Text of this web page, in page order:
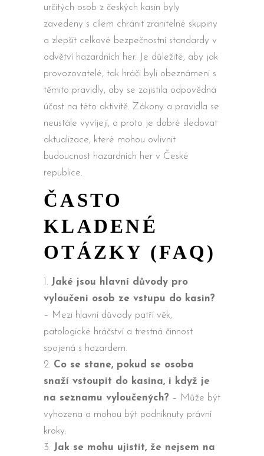
určitých osob z českých kasin byly
zavedeny s cílem chránit zranitelné skupiny
a zlepšit celkové bezpečnostní standardy v
odvětví hazardních her. Je důležité, aby jak
provozovatelé, tak hráči byli obeznámeni s
těmito pravidly, aby se zajistila odpovědná
účast na této aktivitě. Zákony a pravidla se
neustále vyvíjejí, a proto je dobré sledovat
aktualizace, které mohou ovlivnit
budoucnost hazardních her v České
republice.
ČASTO
KLADENÉ
OTÁZKY (FAQ)
Jaké jsou hlavní důvody pro
vyloučení osob ze vstupu do kasin?
– Mezi hlavní důvody patří věk,
patologické hráčství a trestná činnost
spojená s hazardem.
Co se stane, pokud se osoba
snaží vstoupit do kasina, i když je
na seznamu vyloučených? – Může být
vyhozena a mohou být podniknuty právní
kroky.
Jak se mohu ujistit, že nejsem na